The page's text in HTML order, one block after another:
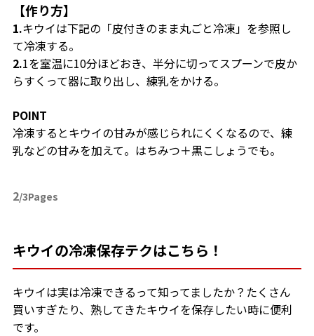
【作り方】
1.キウイは下記の「皮付きのまま丸ごと冷凍」を参照し
て冷凍する。
2.1を室温に10分ほどおき、半分に切ってスプーンで皮か
らすくって器に取り出し、練乳をかける。
POINT
冷凍するとキウイの甘みが感じられにくくなるので、練
乳などの甘みを加えて。はちみつ＋黒こしょうでも。
2/3Pages
キウイの冷凍保存テクはこちら！
キウイは実は冷凍できるって知ってましたか？たくさん
買いすぎたり、熟してきたキウイを保存したい時に便利
です。